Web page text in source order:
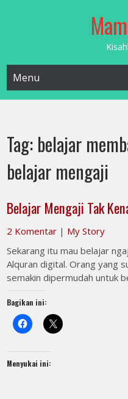
Menu
Tag: belajar
belajar mengaji
Belajar Mengaji Tak
2 Komentar | My Story
Sekarang itu mau belajar
Alquran digital. Orang yang
semakin dipermudah untuk
Bagikan ini:
Menyukai ini: